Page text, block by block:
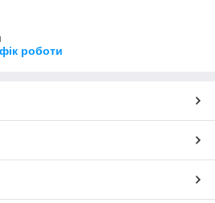
роботи